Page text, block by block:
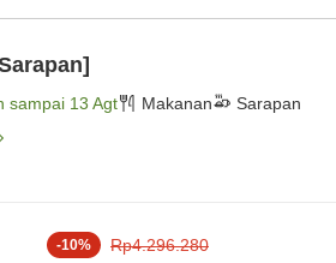
sampai 13 Agt Makanan Sarapan
-10% Rp4.296.280